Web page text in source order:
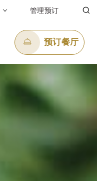
管理预订
预订餐厅